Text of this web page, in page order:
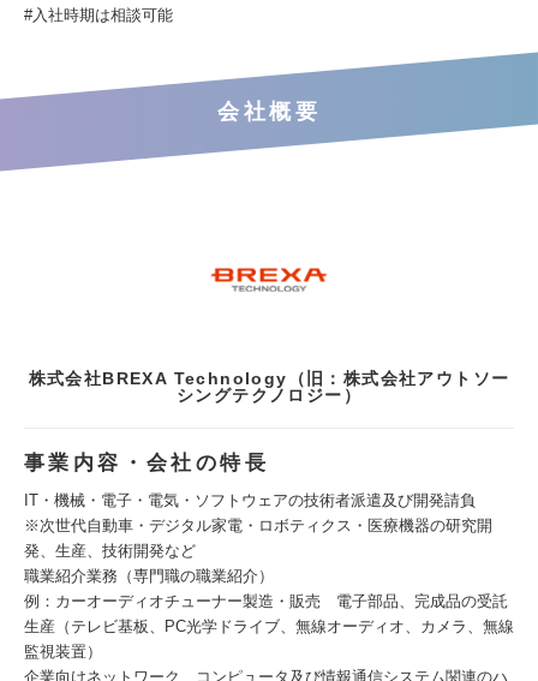
#入社時期は相談可能
会社概要
株式会社BREXA Technology（旧：株式会社アウトソー
シングテクノロジー）
事業内容・会社の特長
IT・機械・電子・電気・ソフトウェアの技術者派遣及び開発請負
※次世代自動車・デジタル家電・ロボティクス・医療機器の研究開
発、生産、技術開発など
職業紹介業務（専門職の職業紹介）
例：カーオーディオチューナー製造・販売 電子部品、完成品の受託
生産（テレビ基板、PC光学ドライブ、無線オーディオ、カメラ、無線
監視装置）
企業向けネットワーク、コンピュータ及び情報通信システム関連のハ